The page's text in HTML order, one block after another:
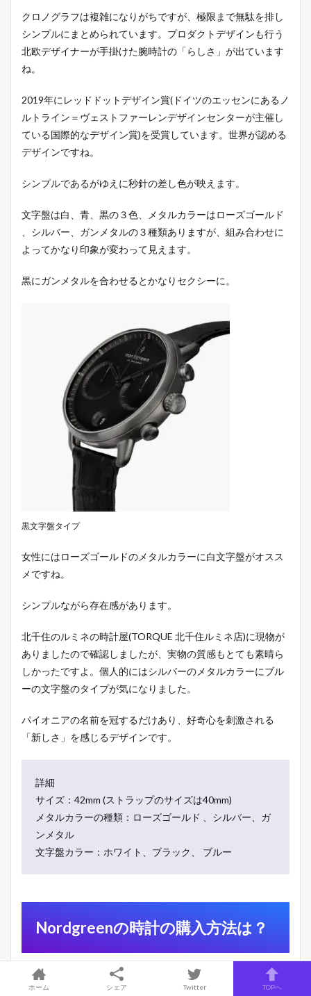
クロノグラフは複雑になりがちですが、極限まで無駄を排し
シンプルにまとめられています。プロダクトデザインも行う
北欧デザイナーが手掛けた腕時計の「らしさ」が出ています
ね。
2019年にレッドドットデザイン賞(ドイツのエッセンにあるノ
ルトライン＝ヴェストファーレンデザインセンターが主催し
ている国際的なデザイン賞)を受賞しています。世界が認める
デザインですね。
シンプルであるがゆえに秒針の差し色が映えます。
文字盤は白、青、黒の３色、メタルカラーはローズゴールド
、シルバー、ガンメタルの３種類ありますが、組み合わせに
よってかなり印象が変わって見えます。
黒にガンメタルを合わせるとかなりセクシーに。
黒文字盤タイプ
女性にはローズゴールドのメタルカラーに白文字盤がオスス
メですね。
シンプルながら存在感があります。
北千住のルミネの時計屋(TORQUE 北千住ルミネ店)に現物が
ありましたので確認しましたが、実物の質感もとても素晴ら
しかったですよ。個人的にはシルバーのメタルカラーにブル
ーの文字盤のタイプが気になりました。
パイオニアの名前を冠するだけあり、好奇心を刺激される
「新しさ」を感じるデザインです。
詳細
サイズ：42mm (ストラップのサイズは40mm)
メタルカラーの種類：ローズゴールド 、シルバー、ガ
ンメタル
文字盤カラー：ホワイト、ブラック、 ブルー
Nordgreenの時計の購入方法は？
Nordgreen公式サイトにて購入可能です。
ホーム シェア Twitter TOPへ